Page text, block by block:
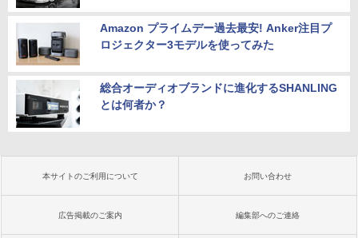
Amazon プライムデー過去最安! Anker注目プ
ロジェクター3モデルを使ってみた
総合オーディオブランドに進化するSHANLING
とは何者か？
本サイトのご利用について お問い合わせ
広告掲載のご案内 編集部へのご連絡